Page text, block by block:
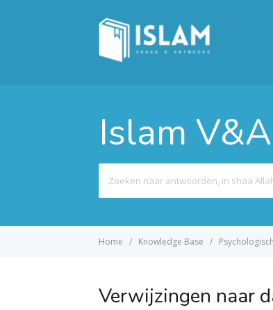
Islam V&A
For
Home Knowledge Base
Verwijzingen naar